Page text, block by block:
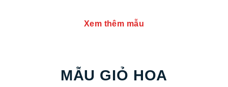
Xem thêm mẫu
MẪU GIỎ HOA